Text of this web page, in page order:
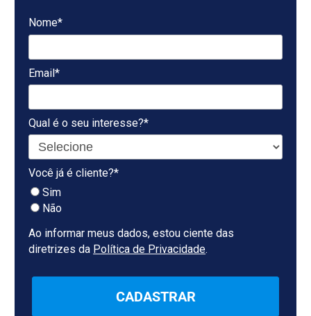
Nome*
Email*
Qual é o seu interesse?*
Você já é cliente?*
Sim
Não
Ao informar meus dados, estou ciente das
diretrizes da Política de Privacidade.
CADASTRAR